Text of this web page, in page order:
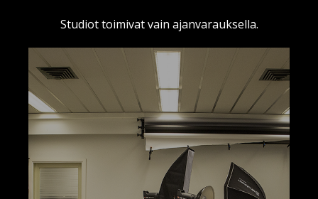
Studiot toimivat vain ajanvarauksella.